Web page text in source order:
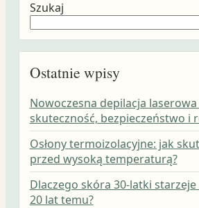
Szukaj
Ostatnie wpisy
Nowoczesna depilacja laserowa
skuteczność, bezpieczeństwo i
Osłony termoizolacyjne: jak
przed wysoką temperaturą?
Dlaczego skóra 30-latki starzeje
20 lat temu?